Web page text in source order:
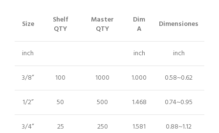
Size
Shelf
QTY
Master
QTY
Dim
A
Dimensiones
inch inch inch
3/8” 100 1000 1.000 0.58~0.62
1/2” 50 500 1.468 0.74~0.95
3/4” 25 250 1.581 0.88~1.12